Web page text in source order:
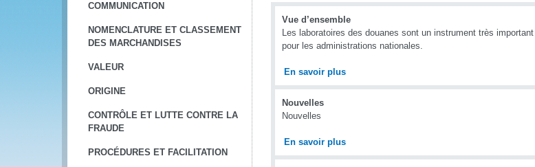
COMMUNICATION
NOMENCLATURE ET CLASSEMENT
DES MARCHANDISES
VALEUR
ORIGINE
CONTRÔLE ET LUTTE CONTRE LA
FRAUDE
PROCÉDURES ET FACILITATION
Vue d’ensemble
Les laboratoires des douanes sont un instrument très
pour les administrations nationales.
En savoir plus
Nouvelles
Nouvelles
En savoir plus